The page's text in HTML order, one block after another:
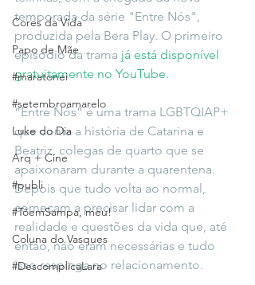
Cores da Vida
Papo de Mãe
#maratonei
#setembroamarelo
Luke do Dia
Arq + Cine
#publi
#TôemSampa, meu!
Coluna do Vasques
#DescomplicaLara
temporada da série "Entre Nós",
produzida pela Bera Play. O primeiro
episódio da trama já está disponível
gratuitamente no YouTube.
“Entre Nós” é uma trama LGBTQIAP+
que conta a história de Catarina e
Beatriz, colegas de quarto que se
apaixonaram durante a quarentena.
Depois que tudo volta ao normal,
começam a precisar lidar com a
realidade e questões da vida que, até
então, não eram necessárias e tudo
isso respinga no relacionamento.